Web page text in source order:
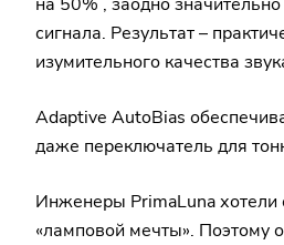
сигнала. Результат –
изумительного качества
Adaptive AutoBias
даже переключатель для
Инженеры PrimaLuna хотели
«ламповой мечты». Поэтому